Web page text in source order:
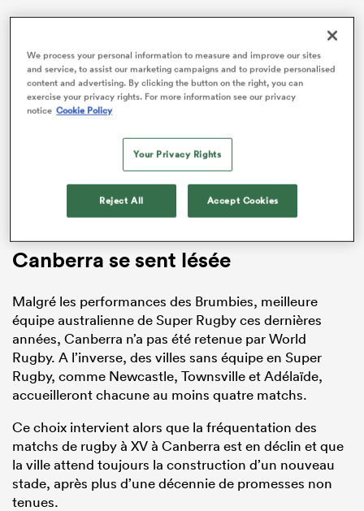
Il rejoint ainsi plusieurs anciennes légendes des
Wallabies dans leur consternation, regrettant le
manque d’investissement dans le développement du
rugby dans l’une des régions les plus dynamiques du
Canberra se sent lésée
Malgré les performances des Brumbies, meilleure
équipe australienne de Super Rugby ces dernières
années, Canberra n’a pas été retenue par World
Rugby. A l’inverse, des villes sans équipe en Super
Rugby, comme Newcastle, Townsville et Adélaïde,
accueilleront chacune au moins quatre matchs.
Ce choix intervient alors que la fréquentation des
matchs de rugby à XV à Canberra est en déclin et que
la ville attend toujours la construction d’un nouveau
stade, après plus d’une décennie de promesses non
tenues.
We process your personal information to measure and improve our sites
and service, to assist our marketing campaigns and to provide personalised
content and advertising. By clicking the button on the right, you can
exercise your privacy rights. For more information see our privacy
notice Cookie Policy
Your Privacy Rights
Reject All Accept Cookies